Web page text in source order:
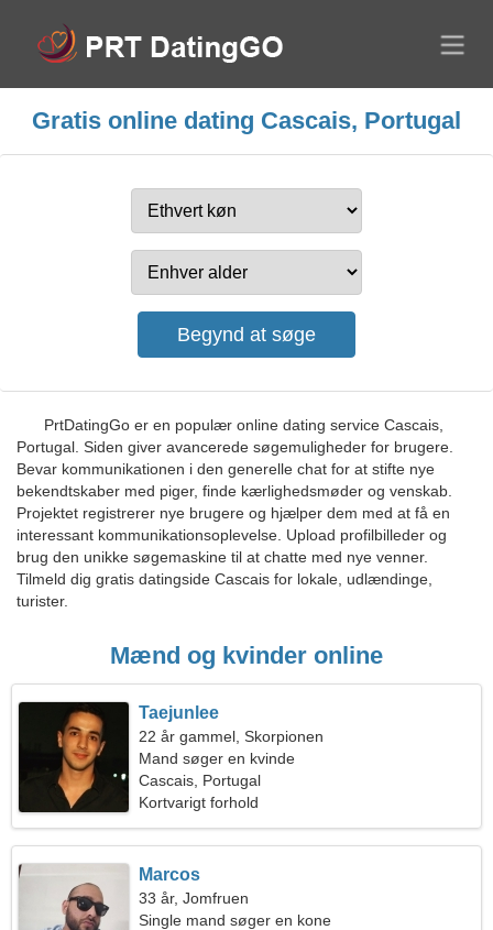
Gratis online dating Cascais, Portugal
PrtDatingGo er en populær online dating service Cascais,
Portugal. Siden giver avancerede søgemuligheder for brugere.
Bevar kommunikationen i den generelle chat for at stifte nye
bekendtskaber med piger, finde kærlighedsmøder og venskab.
Projektet registrerer nye brugere og hjælper dem med at få en
interessant kommunikationsoplevelse. Upload profilbilleder og
brug den unikke søgemaskine til at chatte med nye venner.
Tilmeld dig gratis datingside Cascais for lokale, udlændinge,
turister.
Mænd og kvinder online
Taejunlee
22 år gammel, Skorpionen
Mand søger en kvinde
Cascais, Portugal
Kortvarigt forhold
Marcos
33 år, Jomfruen
Single mand søger en kone